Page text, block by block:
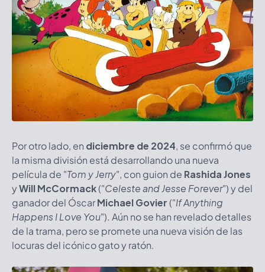
Por otro lado, en diciembre de 2024, se confirmó que
la misma división está desarrollando una nueva
película de "Tom y Jerry", con guion de Rashida Jones
yWill McCormack("Celeste and Jesse Forever") y del
ganador del ÓscarMichael Govier("If Anything
Happens I Love You"). Aún no se han revelado detalles
de la trama, pero se promete una nueva visión de las
locuras del icónico gato y ratón.